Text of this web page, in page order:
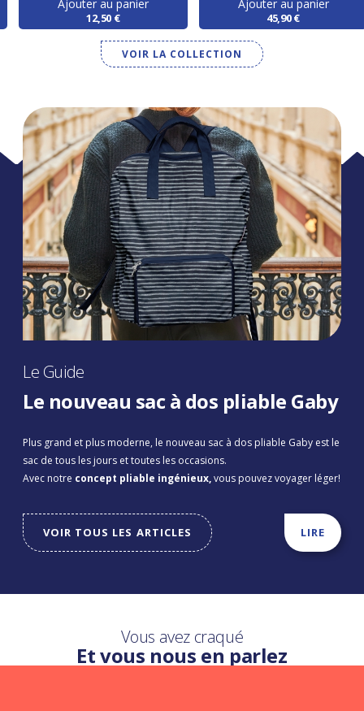
Ajouter au panier
12,50 €
Ajouter au panier
45,90 €
VOIR LA COLLECTION
Le Guide
Le nouveau sac à dos pliable Gaby
Plus grand et plus moderne, le nouveau sac à dos pliable Gaby est le
sac de tous les jours et toutes les occasions.
Avec notre concept pliable ingénieux,vous pouvez voyager léger!
VOIR TOUS LES ARTICLES LIRE
Vous avez craqué
Et vous nous en parlez